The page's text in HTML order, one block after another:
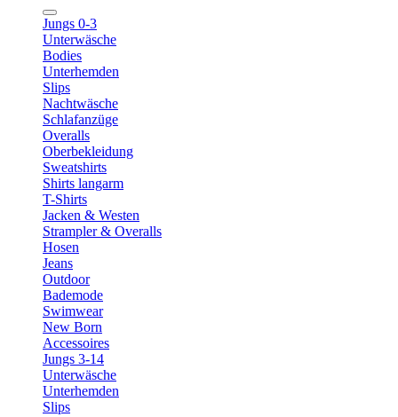
Jungs 0-3
Unterwäsche
Bodies
Unterhemden
Slips
Nachtwäsche
Schlafanzüge
Overalls
Oberbekleidung
Sweatshirts
Shirts langarm
T-Shirts
Jacken & Westen
Strampler & Overalls
Hosen
Jeans
Outdoor
Bademode
Swimwear
New Born
Accessoires
Jungs 3-14
Unterwäsche
Unterhemden
Slips